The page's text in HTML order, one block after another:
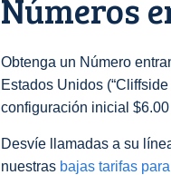
Números
Obtenga un Número
Estados Unidos
configuración inicial
Desvíe llamadas a su
nuestras bajas tarifas